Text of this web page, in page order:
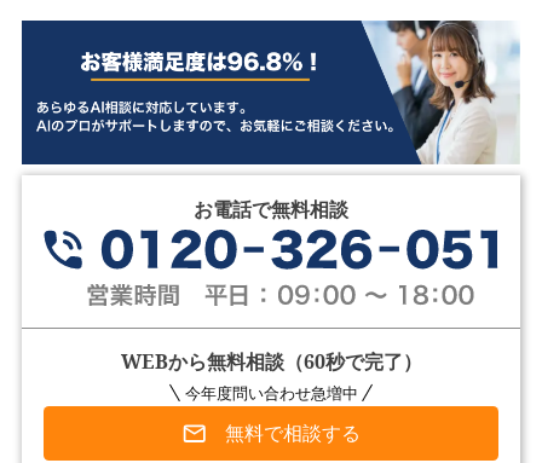
お電話で無料相談
WEBから無料相談（60秒で完了）
今年度問い合わせ急増中
無料で相談する